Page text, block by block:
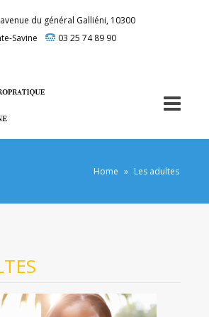
du général Galliéni, 10300
Savine
03 25 74 89 90
Home » Les adultes